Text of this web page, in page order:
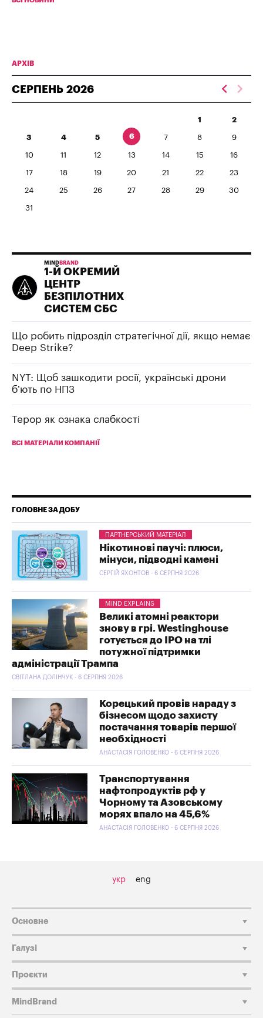
АРХІВ
СЕРПЕНЬ 2026
1 2
3 4 5 6 7 8 9
10 11 12 13 14 15 16
17 18 19 20 21 22 23
24 25 26 27 28 29 30
31
MIND BRAND
1-Й ОКРЕМИЙ
ЦЕНТР
БЕЗПІЛОТНИХ
СИСТЕМ СБС
Що робить підрозділ стратегічної дії, якщо немає
Deep Strike?
NYT: Щоб зашкодити росії, українські дрони
б’ють по НПЗ
Терор як ознака слабкості
ВСІ МАТЕРІАЛИ КОМПАНІЇ
ГОЛОВНЕ ЗА ДОБУ
ПАРТНЕРСЬКИЙ МАТЕРІАЛ
Нікотинові паучі: плюси,
мінуси, підводні камені
СЕРГІЙ ЯХОНТОВ - 6 СЕРПНЯ 2026
MIND EXPLAINS
Великі атомні реактори
знову в грі. Westinghouse
готується до IPO на тлі
потужної підтримки
адміністрації Трампа
СВІТЛАНА ДОЛІНЧУК - 6 СЕРПНЯ 2026
Корецький провів нараду з
бізнесом щодо захисту
постачання товарів першої
необхідності
АНАСТАСІЯ ГОЛОВЕНКО - 6 СЕРПНЯ 2026
Транспортування
нафтопродуктів рф у
Чорному та Азовському
морях впало на 45,6%
АНАСТАСІЯ ГОЛОВЕНКО - 6 СЕРПНЯ 2026
укр eng
Основне
Галузі
Проєкти
MindBrand